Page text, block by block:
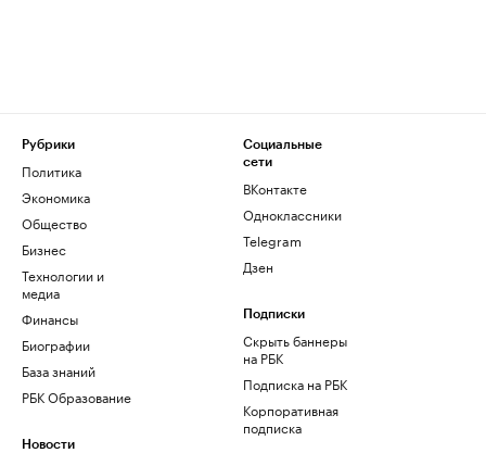
Рубрики
Политика
Экономика
Общество
Бизнес
Технологии и
медиа
Финансы
Биографии
База знаний
РБК Образование
Новости
Социальные
сети
ВКонтакте
Одноклассники
Telegram
Дзен
Подписки
Скрыть баннеры
на РБК
Подписка на РБК
Корпоративная
подписка